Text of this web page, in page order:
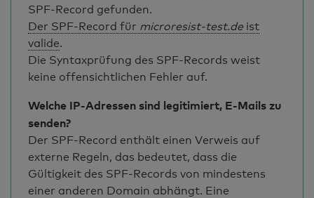
SPF-Record gefunden.
Der SPF-Record für microresist-test.de ist
valide.
Die Syntaxprüfung des SPF-Records weist
keine offensichtlichen Fehler auf.
Welche IP-Adressen sind legitimiert, E-Mails zu
senden?
Der SPF-Record enthält einen Verweis auf
externe Regeln, das bedeutet, dass die
Gültigkeit des SPF-Records von mindestens
einer anderen Domain abhängt. Eine